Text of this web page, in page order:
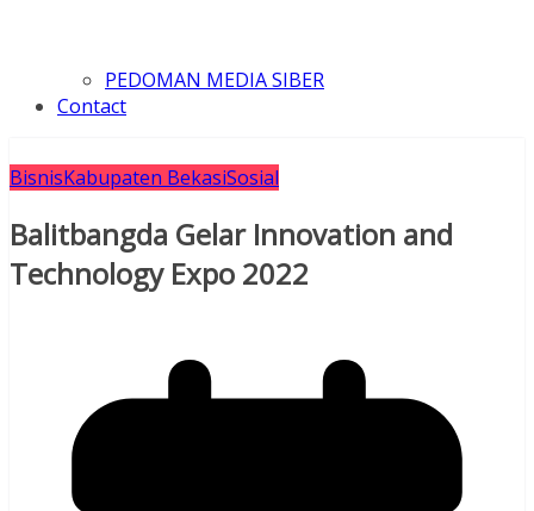
PEDOMAN MEDIA SIBER
Contact
BisnisKabupaten BekasiSosial
Balitbangda Gelar Innovation and
Technology Expo 2022